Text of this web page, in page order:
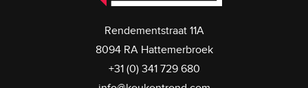
Rendementstraat 11A
8094 RA Hattemerbroek
+31 (0) 341 729 680